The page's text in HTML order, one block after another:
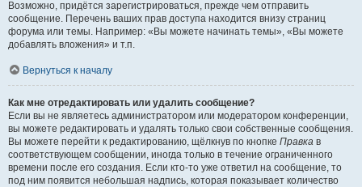
Возможно, придётся зарегистрироваться, прежде чем отправить
сообщение. Перечень ваших прав доступа находится внизу страниц
форума или темы. Например: «Вы можете начинать темы», «Вы можете
добавлять вложения» и т.п.
Вернуться к началу
Как мне отредактировать или удалить сообщение?
Если вы не являетесь администратором или модератором конференции,
вы можете редактировать и удалять только свои собственные сообщения.
Вы можете перейти к редактированию, щёлкнув по кнопке Правка в
соответствующем сообщении, иногда только в течение ограниченного
времени после его создания. Если кто-то уже ответил на сообщение, то
под ним появится небольшая надпись, которая показывает количество